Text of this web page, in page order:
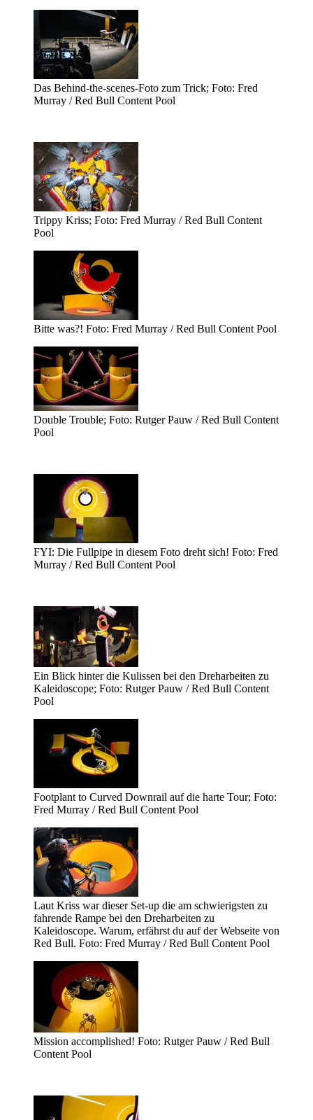
Das Behind-the-scenes-Foto zum Trick; Foto: Fred
Murray / Red Bull Content Pool
Trippy Kriss; Foto: Fred Murray / Red Bull Content
Pool
Bitte was?! Foto: Fred Murray / Red Bull Content Pool
Double Trouble; Foto: Rutger Pauw / Red Bull Content
Pool
FYI: Die Fullpipe in diesem Foto dreht sich! Foto: Fred
Murray / Red Bull Content Pool
Ein Blick hinter die Kulissen bei den Dreharbeiten zu
Kaleidoscope; Foto: Rutger Pauw / Red Bull Content
Pool
Footplant to Curved Downrail auf die harte Tour; Foto:
Fred Murray / Red Bull Content Pool
Laut Kriss war dieser Set-up die am schwierigsten zu
fahrende Rampe bei den Dreharbeiten zu
Kaleidoscope. Warum, erfährst du auf der Webseite von
Red Bull. Foto: Fred Murray / Red Bull Content Pool
Mission accomplished! Foto: Rutger Pauw / Red Bull
Content Pool